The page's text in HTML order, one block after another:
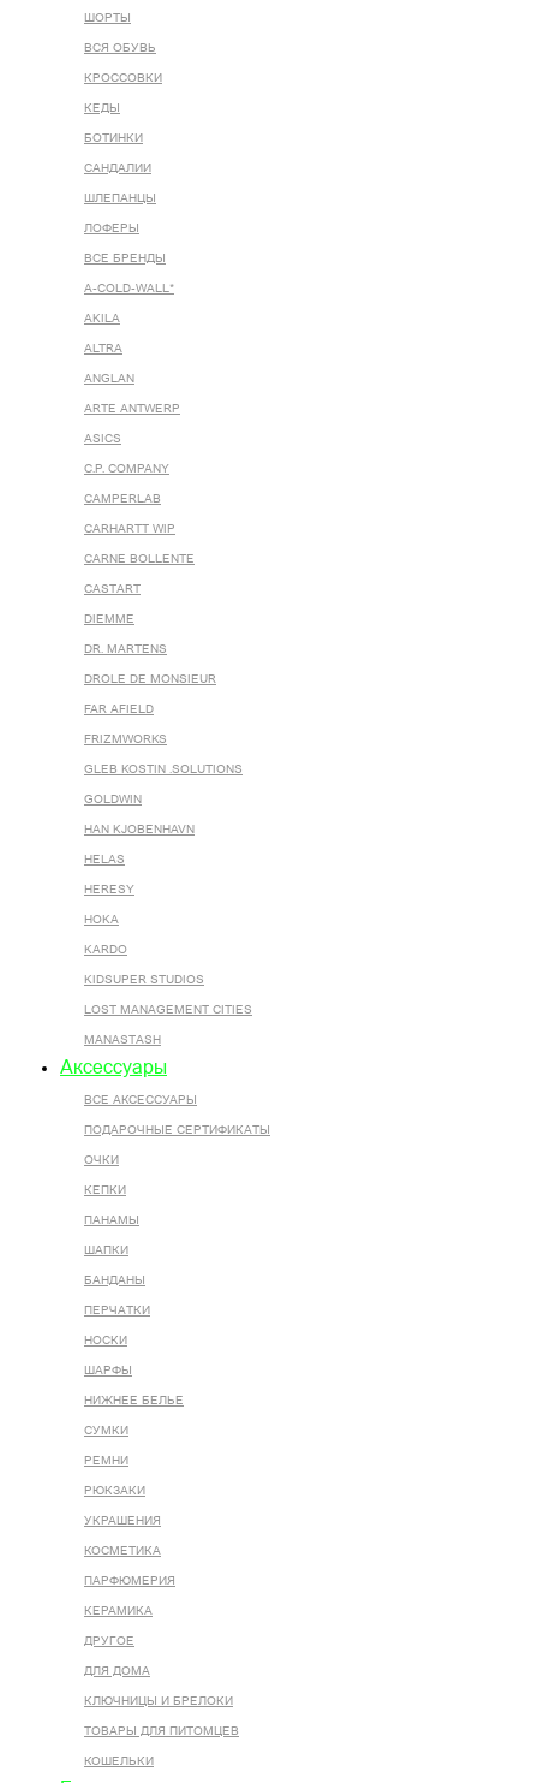
ШОРТЫ
ВСЯ ОБУВЬ
КРОССОВКИ
КЕДЫ
БОТИНКИ
САНДАЛИИ
ШЛЕПАНЦЫ
ЛОФЕРЫ
ВСЕ БРЕНДЫ
A-COLD-WALL*
AKILA
ALTRA
ANGLAN
ARTE ANTWERP
ASICS
C.P. COMPANY
CAMPERLAB
CARHARTT WIP
CARNE BOLLENTE
CASTART
DIEMME
DR. MARTENS
DROLE DE MONSIEUR
FAR AFIELD
FRIZMWORKS
GLEB KOSTIN .SOLUTIONS
GOLDWIN
HAN KJOBENHAVN
HELAS
HERESY
HOKA
KARDO
KIDSUPER STUDIOS
LOST MANAGEMENT CITIES
MANASTASH
Аксессуары
ВСЕ AКСЕССУАРЫ
ПОДАРОЧНЫЕ СЕРТИФИКАТЫ
ОЧКИ
КЕПКИ
ПАНАМЫ
ШАПКИ
БАНДАНЫ
ПЕРЧАТКИ
НОСКИ
ШАРФЫ
НИЖНЕЕ БЕЛЬЕ
СУМКИ
РЕМНИ
РЮКЗАКИ
УКРАШЕНИЯ
КОСМЕТИКА
ПАРФЮМЕРИЯ
КЕРАМИКА
ДРУГОЕ
ДЛЯ ДОМА
КЛЮЧНИЦЫ И БРЕЛОКИ
ТОВАРЫ ДЛЯ ПИТОМЦЕВ
КОШЕЛЬКИ